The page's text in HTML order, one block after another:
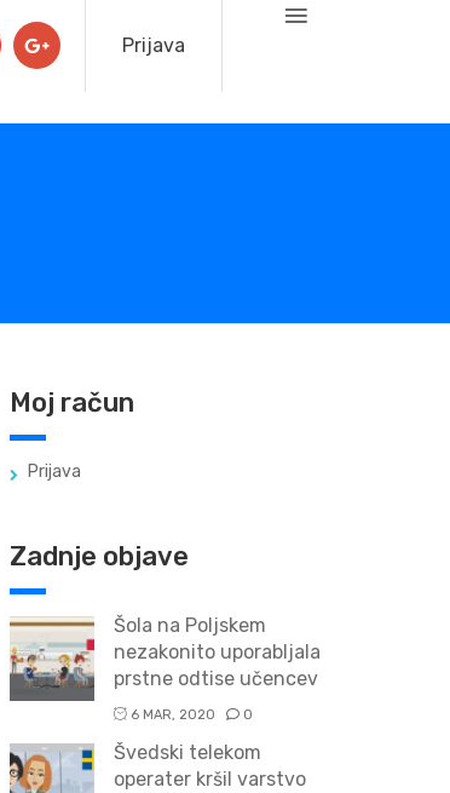
Prijava
Moj račun
Prijava
Zadnje objave
Šola na Poljskem
nezakonito uporabljala
prstne odtise učencev
6 MAR, 2020 0
Švedski telekom
operater kršil varstvo